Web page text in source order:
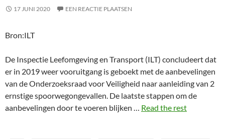
17 JUNI 2020 EEN REACTIE PLAATSEN
Bron:ILT
De Inspectie Leefomgeving en Transport (ILT) concludeert dat
er in 2019 weer vooruitgang is geboekt met de aanbevelingen
van de Onderzoeksraad voor Veiligheid naar aanleiding van 2
ernstige spoorwegongevallen. De laatste stappen om de
aanbevelingen door te voeren blijken … Read the rest